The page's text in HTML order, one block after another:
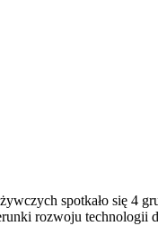
spotkało się 4
rozwoju technologii